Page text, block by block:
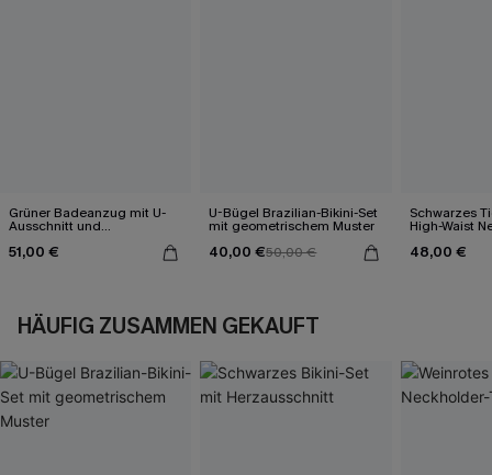
Grüner Badeanzug mit U-
Ausschnitt und
51,00 €
U-Bügel Brazilian-Bikini-Set
mit geometrischem Muster
40,00 €50,00 €
Schwarzes
High-Waist
Bikini-Set
48,00 €
HÄUFIG ZUSAMMEN GEKAUFT